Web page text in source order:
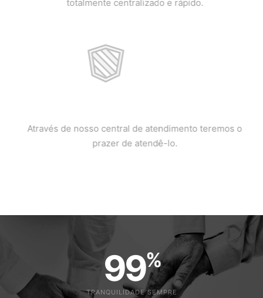
totalmente centralizado e rápido.
Através de nosso central de atendimento teremos o
prazer de atendê-lo.
TRANQUILIDADE SEMPRE
99%